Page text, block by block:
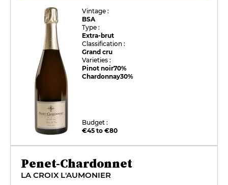
Vintage :
BSA
Type :
Extra-brut
Classification :
Grand cru
Varieties :
Pinot noir70%
Chardonnay30%
Budget :
€45 to €80
Penet-Chardonnet
LA CROIX L'AUMONIER